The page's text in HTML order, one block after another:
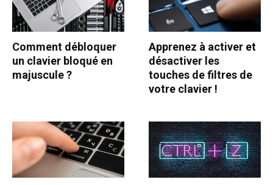
Comment débloquer
un clavier bloqué en
majuscule ?
Apprenez à activer et
désactiver les
touches de filtres de
votre clavier !